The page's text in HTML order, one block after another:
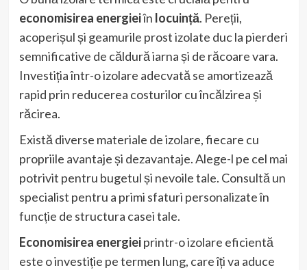
economisirea energieiîn locuință. Pereții,
acoperișul și geamurile prost izolate duc la pierderi
semnificative de căldură iarna și de răcoare vara.
Investiția într-o izolare adecvată se amortizează
rapid prin reducerea costurilor cu încălzirea și
răcirea.
Există diverse materiale de izolare, fiecare cu
propriile avantaje și dezavantaje. Alege-l pe cel mai
potrivit pentru bugetul și nevoile tale. Consultă un
specialist pentru a primi sfaturi personalizate în
funcție de structura casei tale.
Economisirea energieiprintr-o izolare eficientă
este o investiție pe termen lung, care îți va aduce